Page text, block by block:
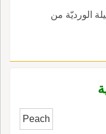
الورديّة من
Peach